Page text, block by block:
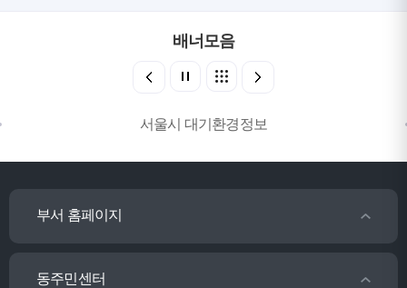
배너모음
서울시 대기환경정보
부서 홈페이지
동주민센터